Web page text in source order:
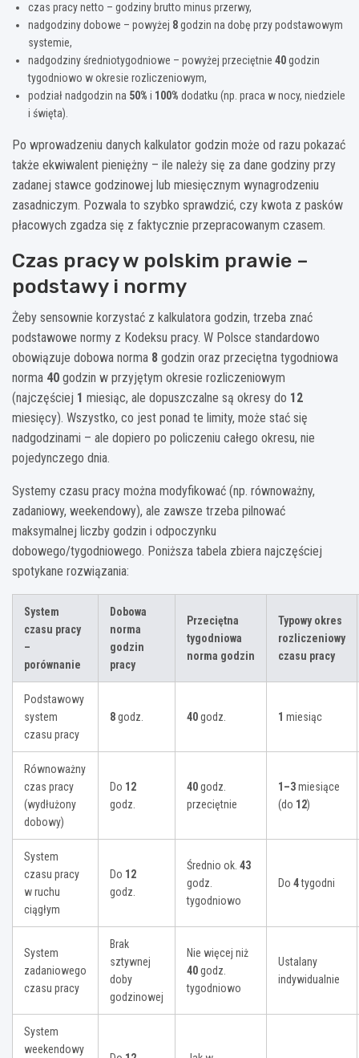
czas pracy netto – godziny brutto minus przerwy,
nadgodziny dobowe – powyżej 8godzin na dobę przy podstawowym
systemie,
nadgodziny średniotygodniowe – powyżej przeciętnie 40godzin
tygodniowo w okresie rozliczeniowym,
podział nadgodzin na 50% i 100% dodatku (np. praca w nocy, niedziele
i święta).
Po wprowadzeniu danych kalkulator godzin może od razu pokazać
także ekwiwalent pieniężny – ile należy się za dane godziny przy
zadanej stawce godzinowej lub miesięcznym wynagrodzeniu
zasadniczym. Pozwala to szybko sprawdzić, czy kwota z pasków
płacowych zgadza się z faktycznie przepracowanym czasem.
Czas pracy w polskim prawie –
podstawy i normy
Żeby sensownie korzystać z kalkulatora godzin, trzeba znać
podstawowe normy z Kodeksu pracy. W Polsce standardowo
obowiązuje dobowa norma 8 godzin oraz przeciętna tygodniowa
norma 40 godzin w przyjętym okresie rozliczeniowym
(najczęściej 1 miesiąc, ale dopuszczalne są okresy do 12
miesięcy). Wszystko, co jest ponad te limity, może stać się
nadgodzinami – ale dopiero po policzeniu całego okresu, nie
pojedynczego dnia.
Systemy czasu pracy można modyfikować (np. równoważny,
zadaniowy, weekendowy), ale zawsze trzeba pilnować
maksymalnej liczby godzin i odpoczynku
dobowego/tygodniowego. Poniższa tabela zbiera najczęściej
spotykane rozwiązania:
System
czasu pracy
–
porównanie
Dobowa
norma
godzin
pracy
Przeciętna
tygodniowa
norma godzin
Typowy okres
rozliczeniowy
czasu pracy
Podstawowy
system
czasu pracy
8godz. 40godz. 1 miesiąc
Równoważny
czas pracy
(wydłużony
dobowy)
Do 12
godz.
40godz.
przeciętnie
1–3miesiące
(do 12)
System
czasu pracy
w ruchu
ciągłym
Do 12
godz.
Średnio ok. 43
godz.
tygodniowo
Do 4tygodni
System
zadaniowego
czasu pracy
Brak
sztywnej
doby
godzinowej
Nie więcej niż
40godz.
tygodniowo
Ustalany
indywidualnie
System
weekendowy